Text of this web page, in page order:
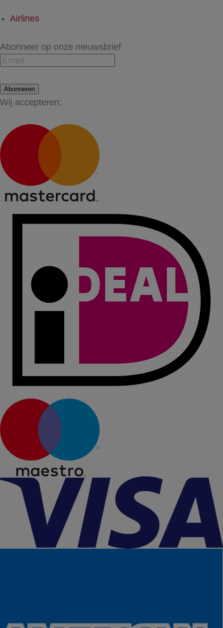
Airlines
Abonneer op onze nieuwsbrief
Abonneren
Wij accepteren: